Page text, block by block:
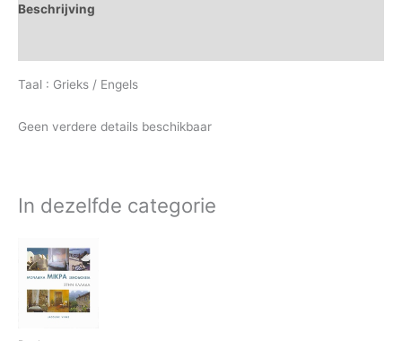
Beschrijving
Taal : Grieks / Engels
Geen verdere details beschikbaar
In dezelfde categorie